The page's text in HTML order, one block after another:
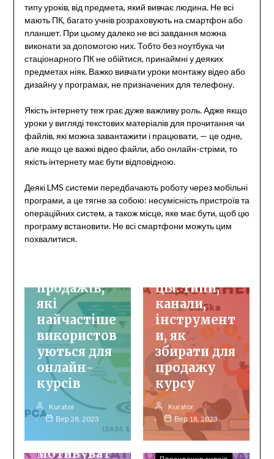
типу уроків, від предмета, який вивчає людина. Не всі
мають ПК, багато учнів розраховують на смартфон або
планшет. При цьому далеко не всі завдання можна
виконати за допомогою них. Тобто без ноутбука чи
стаціонарного ПК не обійтися, принаймні у деяких
предметах ніяк. Важко вивчати уроки монтажу відео або
дизайну у програмах, не призначених для телефону.
Якість інтернету теж грає дуже важливу роль. Адже якщо
уроки у вигляді текстових матеріалів для прочитання чи
файлів, які можна завантажити і працювати, — це одне,
але якщо це важкі відео файли, або онлайн-стріми, то
якість інтернету має бути відповідною.
Деякі LMS системи передбачають роботу через мобільні
програми, а це тягне за собою: несумісність пристроїв та
операційних систем, а також місце, яке має бути, щоб цю
програму встановити. Не всі смартфони можуть цим
похвалитися.
Інфопродукти
продажів,
які
найчастіше
використов
уються для
онлайн-
курсів
Kurator
Вер 28, 2023
Просування курсів
ція: типи,
канали,
інструмент
и, як
збирати для
продажу
курсу
Kurator
Вер 18, 2023
Онбординг
Управління
персоналом
Як
мотивуват